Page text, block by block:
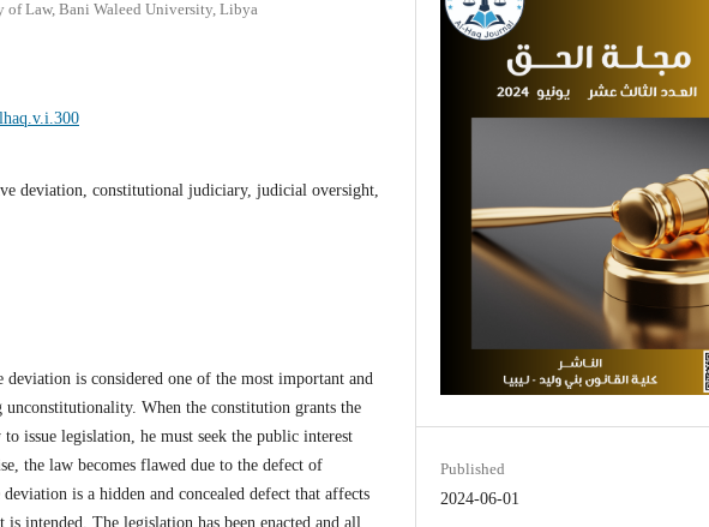
of Law, Bani Waleed University, Libya
deviation, constitutional judiciary, judicial oversight,
is considered one of the most important and
unconstitutionality. When the constitution grants the
issue legislation, he must seek the public interest
the law becomes flawed due to the defect of
is a hidden and concealed defect that affects
intended. The legislation has been enacted and all
Published
2024-06-01